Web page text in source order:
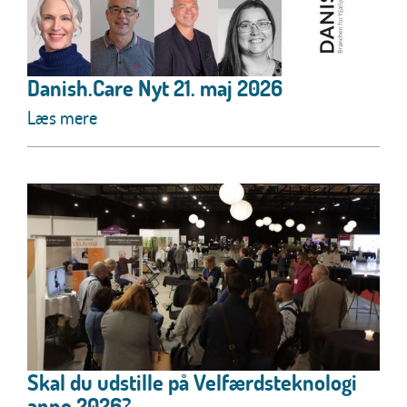
Danish.Care Nyt 21. maj 2026
Læs mere
Skal du udstille på Velfærdsteknologi